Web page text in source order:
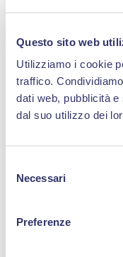
Questo sito web
Utilizziamo i cookie
traffico.
dati web, pubblicità
dal suo utilizzo dei
delNecessari
Preferenze